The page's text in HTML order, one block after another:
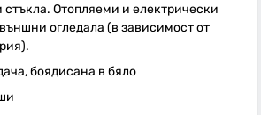
стъкла. Отопляеми и електрически
огледала (в зависимост от
боядисана в бяло